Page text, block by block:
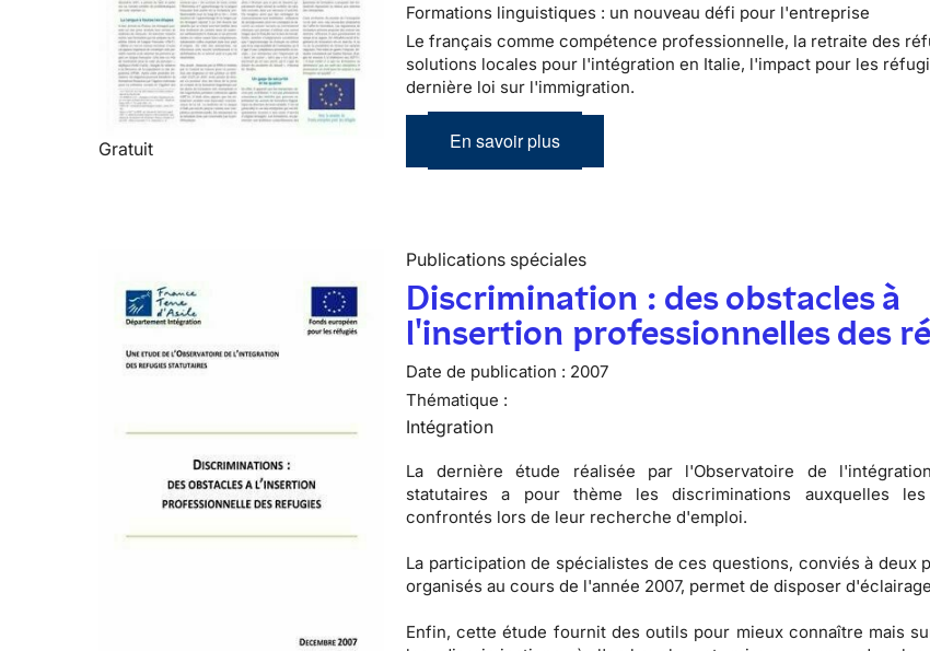
Gratuit
Formations linguistiques : un nouveau défi pour l'entreprise
Le français comme compétence professionnelle, la retraite des
solutions locales pour l'intégration en Italie, l'impact pour les
dernière loi sur l'immigration.
En savoir plus
Publications spéciales
Discrimination : des obstacles à
l'insertion professionnelles des
Date de publication : 2007
Thématique :
Intégration
La dernière étude réalisée par l'Observatoire de
statutaires a pour thème les discriminations auxquelles
confrontés lors de leur recherche d'emploi.
La participation de spécialistes de ces questions, conviés à deux
organisés au cours de l'année 2007, permet de disposer
Enfin, cette étude fournit desoutils pour mieux connaître mais